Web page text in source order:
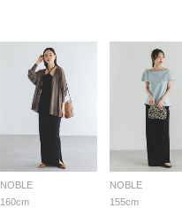
NOBLE
160cm
NOBLE
155cm